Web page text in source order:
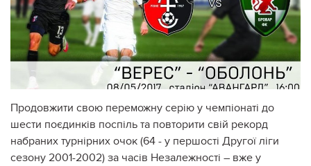
Продовжити свою переможну серію у чемпіонаті до
шести поєдинків поспіль та повторити свій рекорд
набраних турнірних очок (64 - у першості Другої ліги
сезону 2001-2002) за часів Незалежності – вже у